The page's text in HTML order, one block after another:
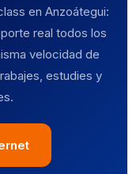
en Anzoátegui:
real todos los
velocidad de
estudies y